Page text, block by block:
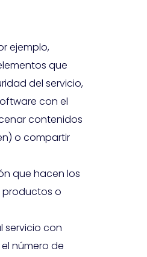
ejemplo,
que
del servicio,
con el
contenidos
o compartir
que hacen los
productos o
servicio con
número de